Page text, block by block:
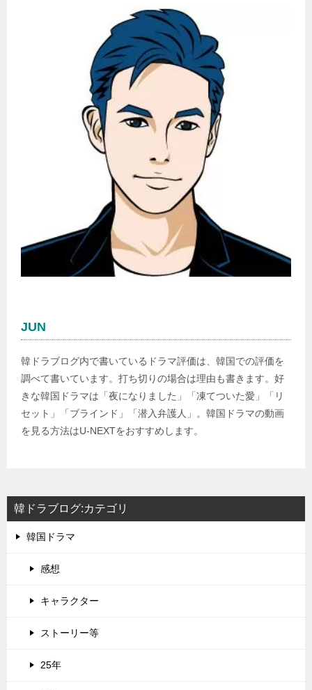
JUN
韓ドラブログ内で書いているドラマ評価は、韓国での評価を
調べて書いています。打ち切りの場合は理由も書きます。好
きな韓国ドラマは「夜になりました」「凍てついた愛」「リ
セット」「ブラインド」「潜入弁護人」。韓国ドラマの動画
を見る方法はU-NEXTをおすすめします。
韓ドラブログ:カテゴリ
韓国ドラマ
感想
キャラクター
ストーリー等
25年